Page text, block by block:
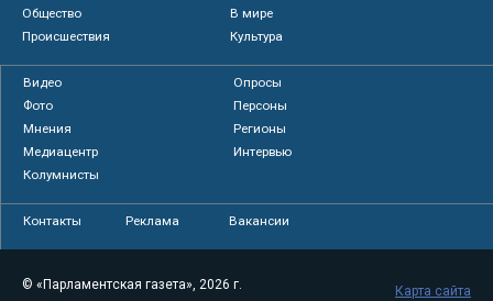
Общество
В мире
Происшествия
Культура
Видео
Опросы
Фото
Персоны
Мнения
Регионы
Медиацентр
Интервью
Колумнисты
Контакты Реклама Вакансии
© «Парламентская газета», 2026 г.
Карта сайта